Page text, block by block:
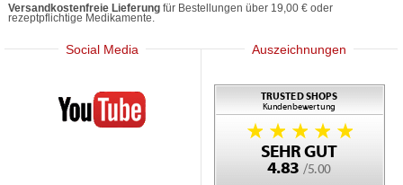
Versandkostenfreie Lieferung für Bestellungen über 19,00 € oder
rezeptpflichtige Medikamente.
Social Media
Mediherz
Auszeichnungen